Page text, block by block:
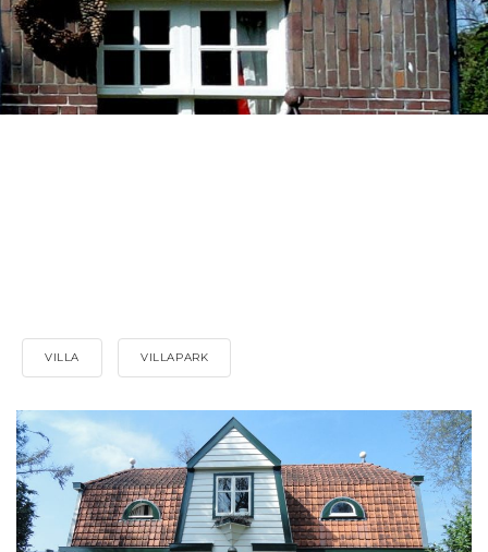
VILLA VILLAPARK